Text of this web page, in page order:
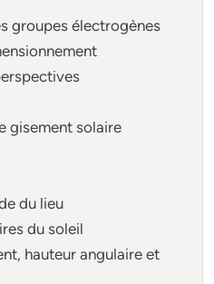
groupes électrogènes
gisement solaire
du lieu
du soleil
hauteur angulaire et